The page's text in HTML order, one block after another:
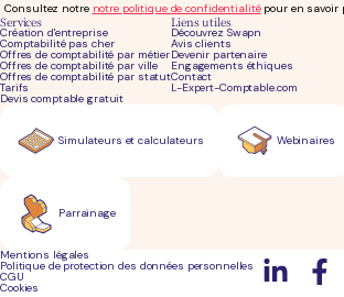
Services
Création d'entreprise
Comptabilité pas cher
Offres de comptabilité par métier
Offres de comptabilité par ville
Offres de comptabilité par statut
Tarifs
Devis comptable gratuit
Liens utiles
Découvrez Swapn
Avis clients
Devenir partenaire
Engagements éthiques
Contact
L-Expert-Comptable.com
Consultez notre notre politique de confidentialitépour en savoir
Simulateurs et calculateurs
Parrainage
Webinaires
Mentions légales
Politique de protection des données personnelles
CGU
Cookies